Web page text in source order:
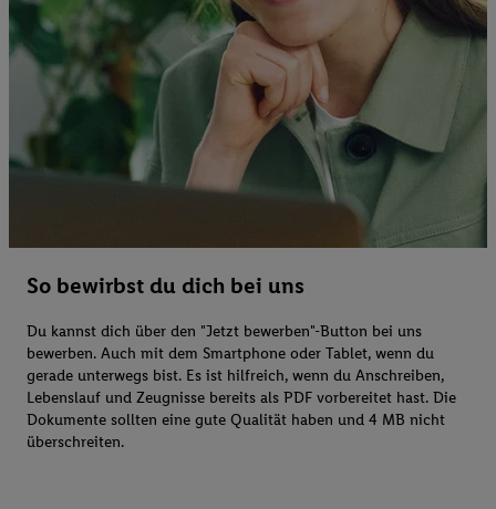
So bewirbst du dich bei uns
Du kannst dich über den "Jetzt bewerben"-Button bei uns
bewerben. Auch mit dem Smartphone oder Tablet, wenn du
gerade unterwegs bist. Es ist hilfreich, wenn du Anschreiben,
Lebenslauf und Zeugnisse bereits als PDF vorbereitet hast. Die
Dokumente sollten eine gute Qualität haben und 4 MB nicht
überschreiten.